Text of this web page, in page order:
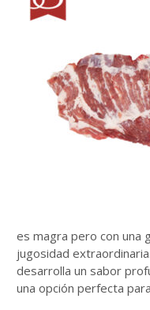
es magra pero con una
jugosidad
desarrolla un sabor
una opción perfecta